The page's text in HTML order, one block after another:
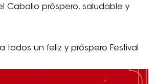
Caballo próspero, saludable y
todos un feliz y próspero Festival